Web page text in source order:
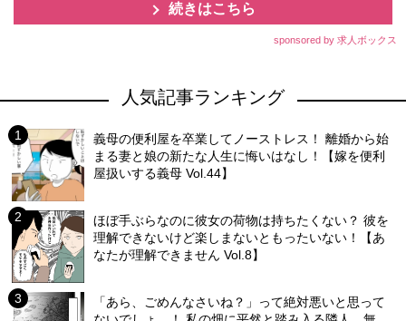
続きはこちら
sponsored by 求人ボックス
人気記事ランキング
義母の便利屋を卒業してノーストレス！ 離婚から始
まる妻と娘の新たな人生に悔いはなし！【嫁を便利
屋扱いする義母 Vol.44】
ほぼ手ぶらなのに彼女の荷物は持ちたくない？ 彼を
理解できないけど楽しまないともったいない！【あ
なたが理解できません Vol.8】
「あら、ごめんなさいね？」って絶対悪いと思って